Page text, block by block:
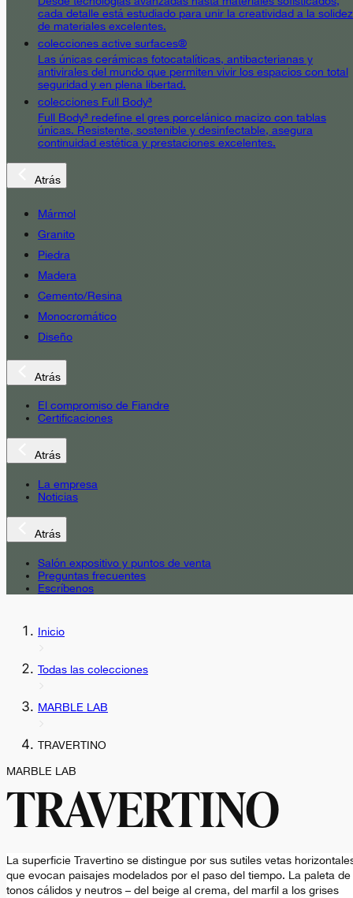
cada detalle está estudiado para unir la creatividad a la solidez
de materiales excelentes.
colecciones active surfaces®
Las únicas cerámicas fotocatalíticas, antibacterianas y
antivirales del mundo que permiten vivir los espacios con total
seguridad y en plena libertad.
colecciones Full Body³
Full Body³ redefine el gres porcelánico macizo con tablas
únicas. Resistente, sostenible y desinfectable, asegura
continuidad estética y prestaciones excelentes.
Atrás
Mármol
Granito
Piedra
Madera
Cemento/Resina
Monocromático
Diseño
Atrás
El compromiso de Fiandre
Certificaciones
Atrás
La empresa
Noticias
Atrás
Salón expositivo y puntos de venta
Preguntas frecuentes
Escríbenos
Inicio
Todas las colecciones
MARBLE LAB
TRAVERTINO
MARBLE LAB
TRAVERTINO
La superficie Travertino se distingue por sus sutiles vetas
que evocan paisajes modelados por el paso del tiempo. La paleta de
tonos cálidos y neutros – del beige al crema, del marfil a los grises